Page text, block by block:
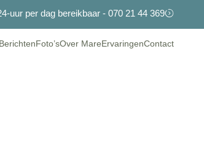
uur per dag bereikbaar - 070 21 44 369
BerichtenFoto’sOver MareErvaringenContact